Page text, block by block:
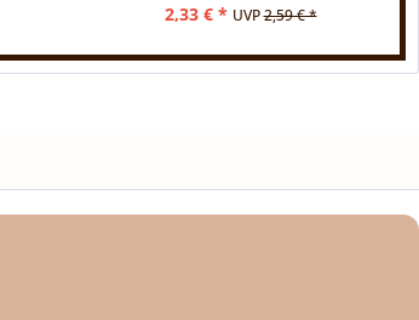
2,33 € * UVP2,59 € *